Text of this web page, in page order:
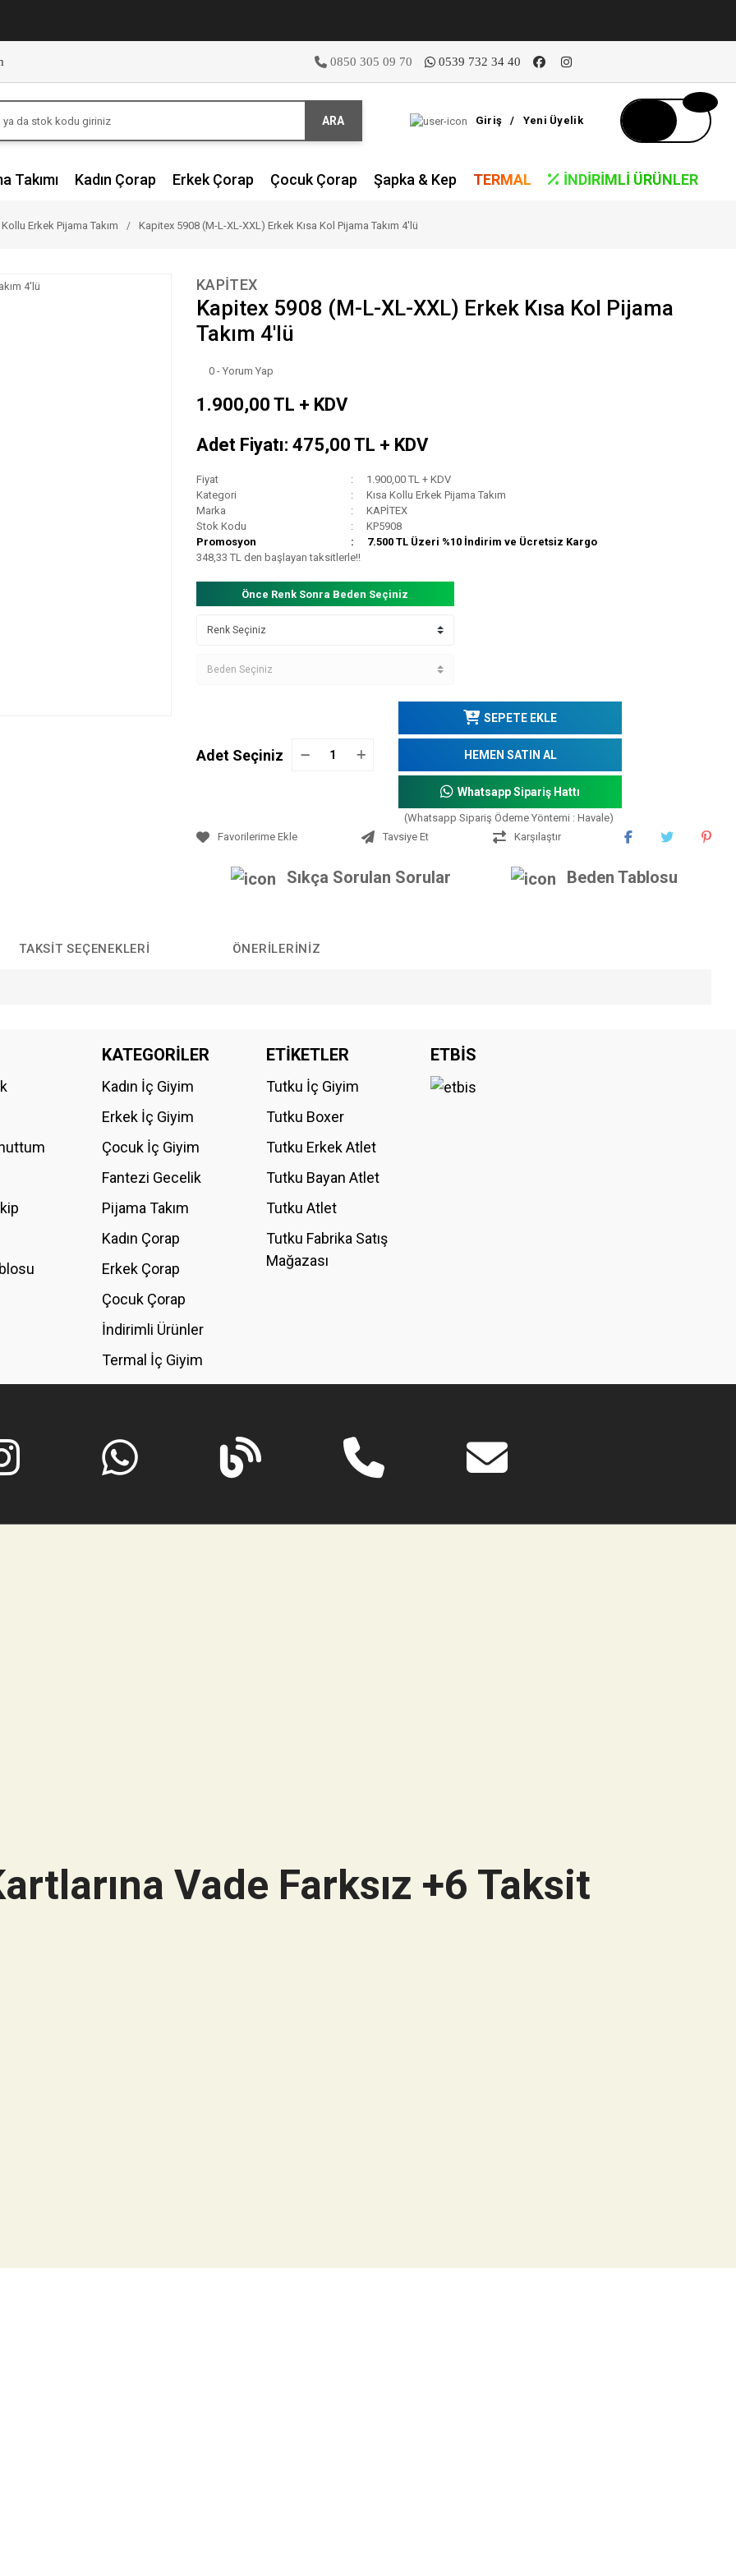
0850 305 09 70 0539 732 34 40
ARA Giriş / Yeni Üyelik
Takımı Kadın Çorap Erkek Çorap Çocuk Çorap Şapka & Kep TERMAL İNDIRIMLI ÜRÜNLER
Kollu Erkek Pijama Takım Kapitex 5908 (M-L-XL-XXL) Erkek Kısa Kol Pijama Takım 4'lü
KAPİTEX
Kapitex 5908 (M-L-XL-XXL) Erkek Kısa Kol Pijama
Takım 4'lü
0 - Yorum Yap
1.900,00 TL + KDV
Adet Fiyatı: 475,00 TL + KDV
Fiyat
1.900,00 TL + KDV
Kategori
Kısa Kollu Erkek Pijama Takım
Marka
KAPİTEX
Stok Kodu
KP5908
Promosyon
7.500 TL Üzeri %10 İndirim ve Ücretsiz Kargo
348,33 TL den başlayan taksitlerle!!
Önce Renk Sonra Beden Seçiniz
Adet Seçiniz
SEPETE EKLE
HEMEN SATIN AL
Whatsapp Sipariş Hattı
(Whatsapp Sipariş Ödeme Yöntemi : Havale)
Tavsiye Et
Karşılaştır
Sıkça Sorulan Sorular Beden Tablosu
TAKSIT SEÇENEKLERI ÖNERILERINIZ
Bu ürüne ilk yorumu siz yapın!
KATEGORİLER
Kadın İç Giyim
Erkek İç Giyim
Çocuk İç Giyim
Fantezi Gecelik
Pijama Takım
Kadın Çorap
Erkek Çorap
Çocuk Çorap
İndirimli Ürünler
Termal İç Giyim
ETİKETLER
Tutku İç Giyim
Tutku Boxer
Tutku Erkek Atlet
Tutku Bayan Atlet
Tutku Atlet
Tutku Fabrika Satış
Mağazası
ETBİS
Vade Farksız +6 Taksit